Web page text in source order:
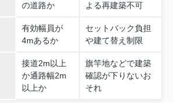
の道路か
よる再建築不可
有効幅員が
4mあるか
セットバック負担
や建て替え制限
接道2m以上
か通路幅2m
以上か
旗竿地などで建築
確認が下りないお
それ